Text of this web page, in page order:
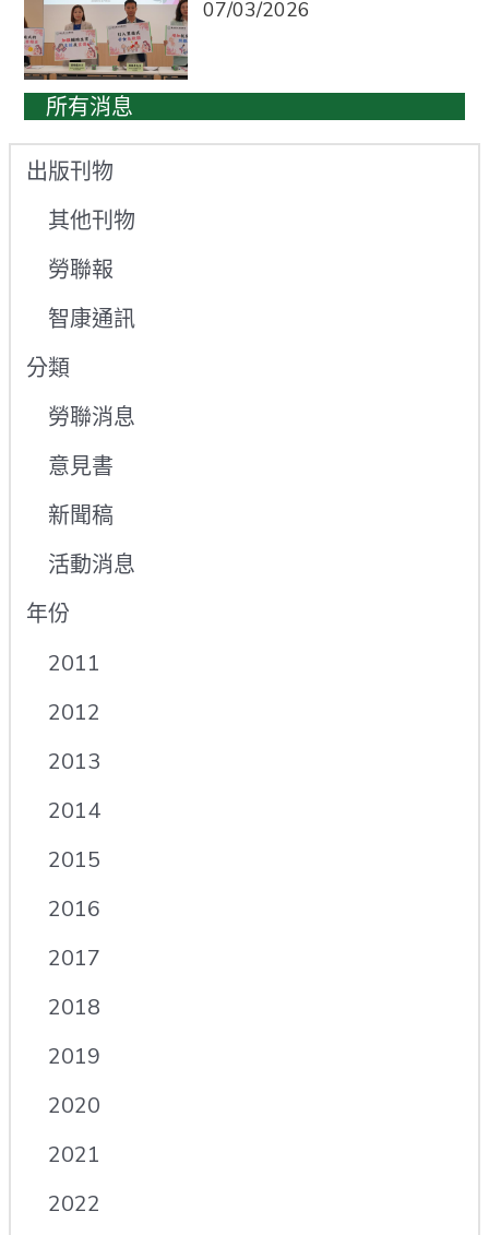
07/03/2026
所有消息
出版刊物
其他刊物
勞聯報
智康通訊
分類
勞聯消息
意見書
新聞稿
活動消息
年份
2011
2012
2013
2014
2015
2016
2017
2018
2019
2020
2021
2022